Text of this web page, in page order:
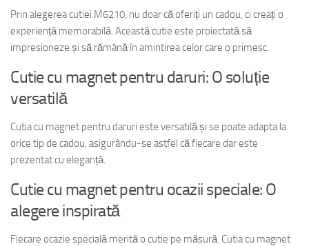
Prin alegerea cutiei M6210, nu doar că oferiți un cadou, ci creați o
experiență memorabilă. Această cutie este proiectată să
impresioneze și să rămână în amintirea celor care o primesc.
Cutie cu magnet pentru daruri: O soluție
versatilă
Cutia cu magnet pentru daruri este versatilă și se poate adapta la
orice tip de cadou, asigurându-se astfel că fiecare dar este
prezentat cu eleganță.
Cutie cu magnet pentru ocazii speciale: O
alegere inspirată
Fiecare ocazie specială merită o cutie pe măsură. Cutia cu magnet